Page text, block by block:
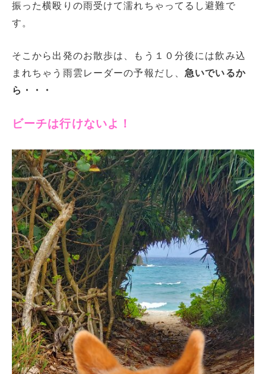
振った横殴りの雨受けて濡れちゃってるし避難で
す。
そこから出発のお散歩は、もう１０分後には飲み込
まれちゃう雨雲レーダーの予報だし、急いでいるか
ら・・・
ビーチは行けないよ！